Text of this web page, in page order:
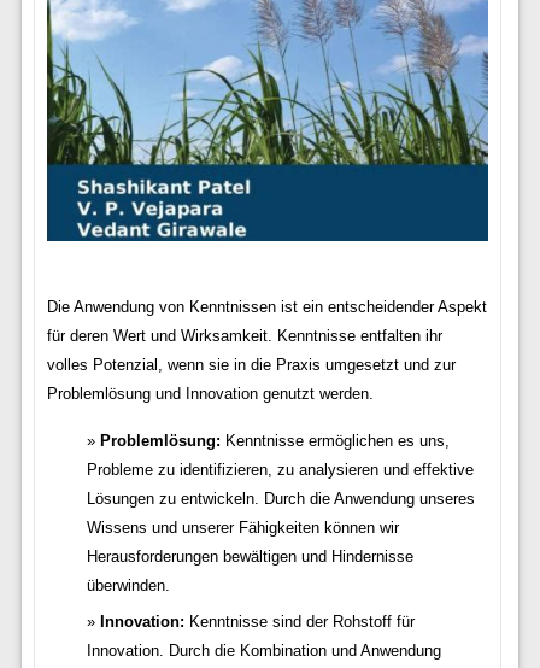
Die Anwendung von Kenntnissen ist ein entscheidender Aspekt
für deren Wert und Wirksamkeit. Kenntnisse entfalten ihr
volles Potenzial, wenn sie in die Praxis umgesetzt und zur
Problemlösung und Innovation genutzt werden.
Problemlösung: Kenntnisse ermöglichen es uns,
Probleme zu identifizieren, zu analysieren und effektive
Lösungen zu entwickeln. Durch die Anwendung unseres
Wissens und unserer Fähigkeiten können wir
Herausforderungen bewältigen und Hindernisse
überwinden.
Innovation: Kenntnisse sind der Rohstoff für
Innovation. Durch die Kombination und Anwendung